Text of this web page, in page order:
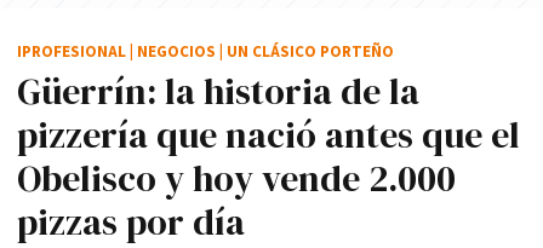
Güerrín: la historia de la
pizzería que nació antes que el
Obelisco y hoy vende 2.000
pizzas por día
IPROFESIONAL NEGOCIOS UN CLÁSICO PORTEÑO